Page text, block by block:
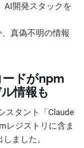
AI開発スタックを
真偽不明の情報
ドがnpm
情報も
スタント「Claude
レジストリに含ま
ました。